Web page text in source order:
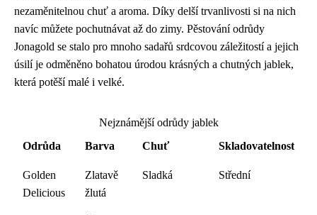
nezaměnitelnou chuť a aroma. Díky delší trvanlivosti si na nich
navíc můžete pochutnávat až do zimy. Pěstování odrůdy
Jonagold se stalo pro mnoho sadařů srdcovou záležitostí a jejich
úsilí je odměněno bohatou úrodou krásných a chutných jablek,
která potěší malé i velké.
Nejznámější odrůdy jablek
Odrůda
Barva Chuť Skladovatelnost
Golden
Delicious
Zlatavě
žlutá
Sladká Střední